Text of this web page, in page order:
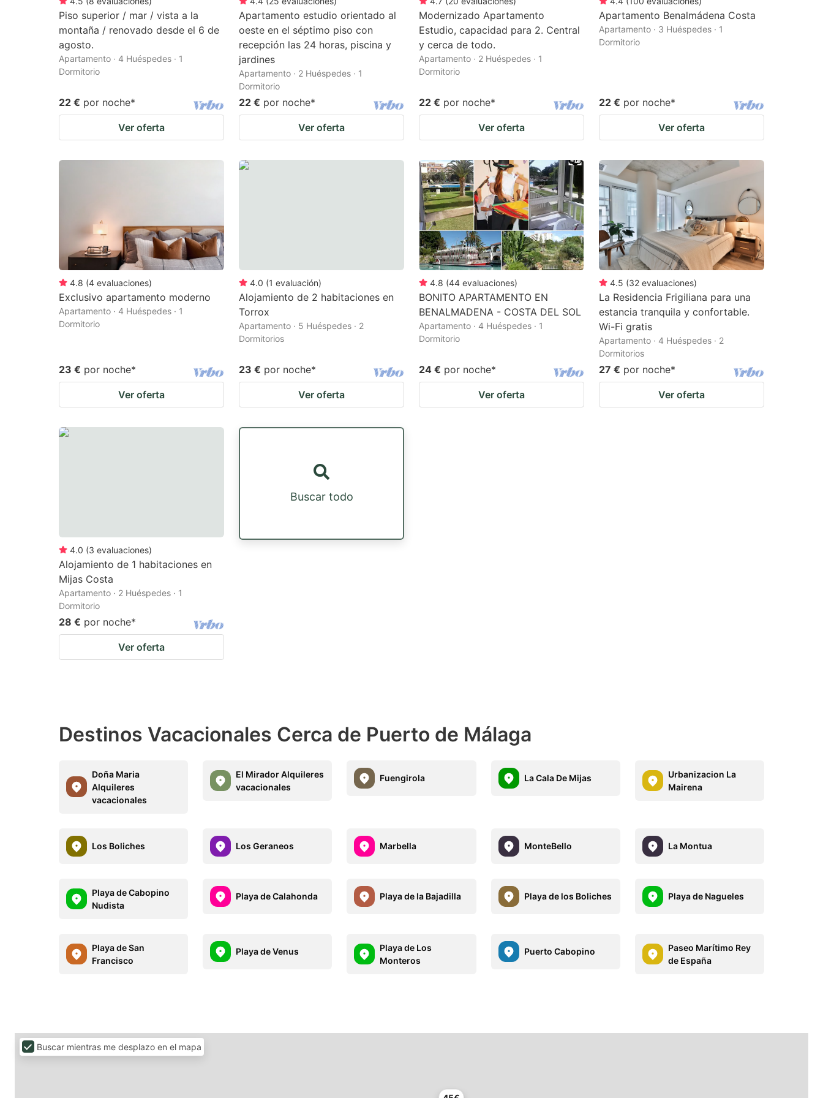
Piso superior / mar / vista a la
montaña / renovado desde el 6 de
agosto.
Apartamento · 4 Huéspedes · 1
Dormitorio
22 € por noche*
Ver oferta
Apartamento estudio orientado al
oeste en el séptimo piso con
recepción las 24 horas, piscina y
jardines
Apartamento · 2 Huéspedes · 1
Dormitorio
22 € por noche*
Ver oferta
Modernizado Apartamento
Estudio, capacidad para 2. Central
y cerca de todo.
Apartamento · 2 Huéspedes · 1
Dormitorio
22 € por noche*
Ver oferta
Apartamento Benalmádena Costa
Apartamento · 3 Huéspedes · 1
Dormitorio
22 € por noche*
Ver oferta
4.8 (4 evaluaciones)
Exclusivo apartamento moderno
Apartamento · 4 Huéspedes · 1
Dormitorio
23 € por noche*
Ver oferta
4.0 (1 evaluación)
Alojamiento de 2 habitaciones en
Torrox
Apartamento · 5 Huéspedes · 2
Dormitorios
23 € por noche*
Ver oferta
4.8 (44 evaluaciones)
BONITO APARTAMENTO EN
BENALMADENA - COSTA DEL SOL
Apartamento · 4 Huéspedes · 1
Dormitorio
24 € por noche*
Ver oferta
4.5 (32 evaluaciones)
La Residencia Frigiliana para una
estancia tranquila y confortable.
Wi-Fi gratis
Apartamento · 4 Huéspedes · 2
Dormitorios
27 € por noche*
Ver oferta
4.0 (3 evaluaciones)
Alojamiento de 1 habitaciones en
Mijas Costa
Apartamento · 2 Huéspedes · 1
Dormitorio
28 € por noche*
Ver oferta
Buscar todo
Destinos Vacacionales Cerca de Puerto de Málaga
Doña Maria
Alquileres
vacacionales
El Mirador Alquileres
vacacionales
Fuengirola La Cala De Mijas
Urbanizacion La
Mairena
Los Boliches Los Geraneos Marbella MonteBello La Montua
Playa de Cabopino
Nudista
Playa de Calahonda Playa de la Bajadilla Playa de los Boliches Playa de Nagueles
Playa de San
Francisco
Playa de Venus
Playa de Los
Monteros
Puerto Cabopino
Paseo Marítimo Rey
de España
Buscar mientras me desplazo en el mapa